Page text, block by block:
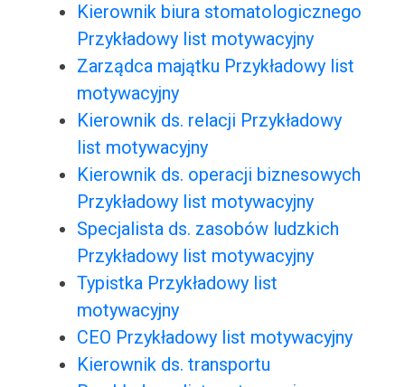
Kierownik biura stomatologicznego
Przykładowy list motywacyjny
Zarządca majątku Przykładowy list
motywacyjny
Kierownik ds. relacji Przykładowy
list motywacyjny
Kierownik ds. operacji biznesowych
Przykładowy list motywacyjny
Specjalista ds. zasobów ludzkich
Przykładowy list motywacyjny
Typistka Przykładowy list
motywacyjny
CEO Przykładowy list motywacyjny
Kierownik ds. transportu